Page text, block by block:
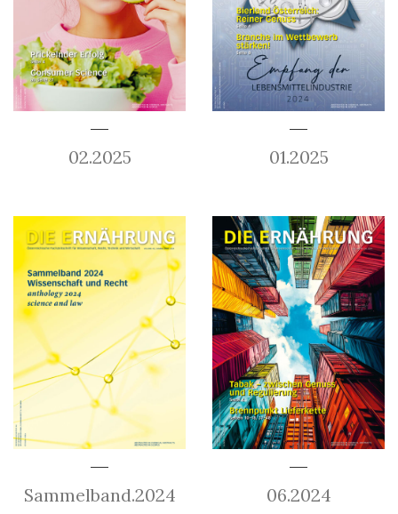
02.2025 01.2025
Sammelband.2024 06.2024